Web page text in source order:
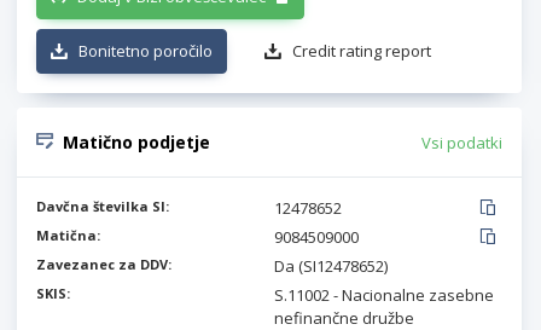
Bonitetno poročilo Credit rating report
Matično podjetje Vsi podatki
Davčna številka SI: 12478652
Matična: 9084509000
Zavezanec za DDV: Da (SI12478652)
SKIS:
S.11002 - Nacionalne zasebne
nefinančne družbe